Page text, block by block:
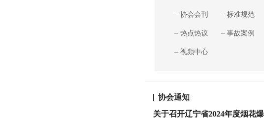
协会会刊 标准规范
热点热议 事故案例
视频中心
协会通知